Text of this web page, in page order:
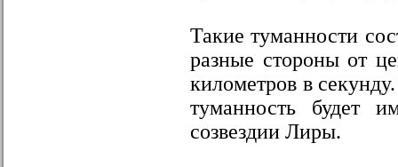
Такие туманности
разные стороны от
километров в
туманность будет
созвездии Лиры.